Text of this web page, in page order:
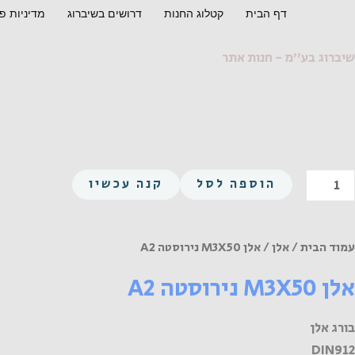
דף הבית קטלוג החנות דרושים בשיברוג מדיניות
שיברוג בע"מ - חנות אתר
כמות
של
M3X50
A2
הוספה לסל קנה עכשיו
עמוד הבית/אלן/ אלן M3X50 נירוסטה A2
אלן M3X50 נירוסטה A2
בורג אלן
DIN912